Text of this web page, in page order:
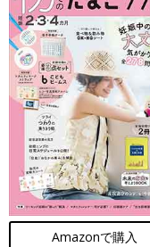
Amazonで購入